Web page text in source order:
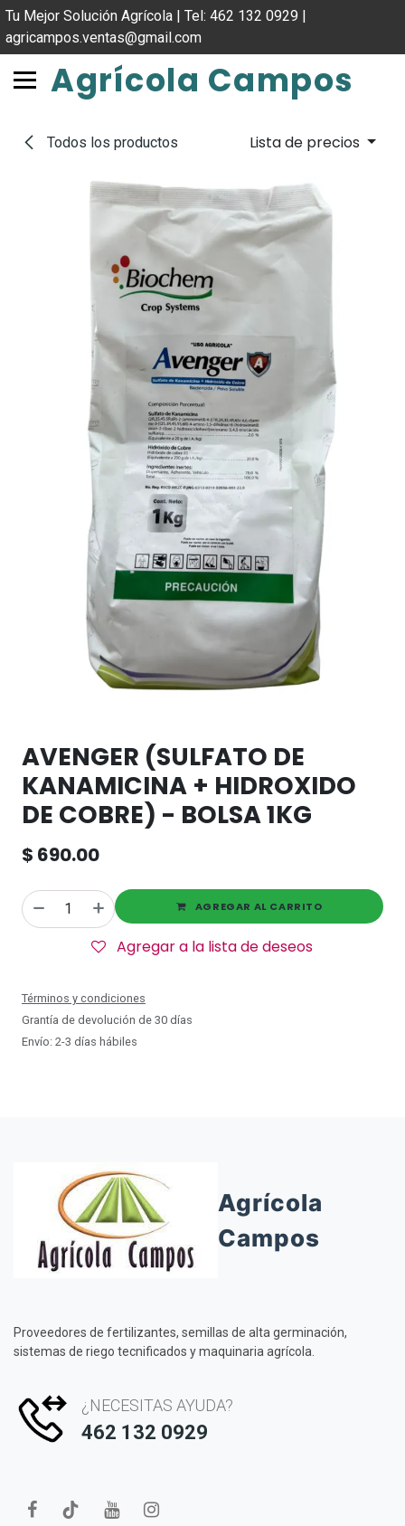
Tu Mejor Solución Agrícola | Tel: 462 132 0929 |
agricampos.ventas@gmail.com
Agrícola Campos
Todos los productos Lista de precios
AVENGER (SULFATO DE
KANAMICINA + HIDROXIDO
DE COBRE) - BOLSA 1KG
$ 690.00
AGREGAR AL CARRITO
Agregar a la lista de deseos
Términos y condiciones
Grantía de devolución de 30 días
Envío: 2-3 días hábiles
Agrícola
Campos
Proveedores de fertilizantes, semillas de alta germinación,
sistemas de riego tecnificados y maquinaria agrícola.
¿NECESITAS AYUDA?
462 132 0929